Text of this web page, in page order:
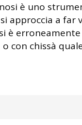
è uno
approccia a far
è
con chissà